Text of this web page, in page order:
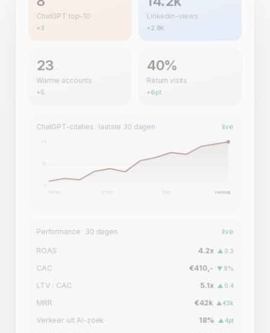
ChatGPT top-10
+3
LinkedIn-views
+2.8K
23
Warme accounts
+5
40%
Return visits
+6pt
ChatGPT-citaties · laatste 30 dagen live
24
vandaag
Performance · 30 dagen live
ROAS 4.2x ▲ 0.3
CAC €410,- ▼ 8%
LTV : CAC 5.1x ▲ 0.4
MRR €42k ▲ €3k
Verkeer uit AI-zoek 18% ▲ 4pt